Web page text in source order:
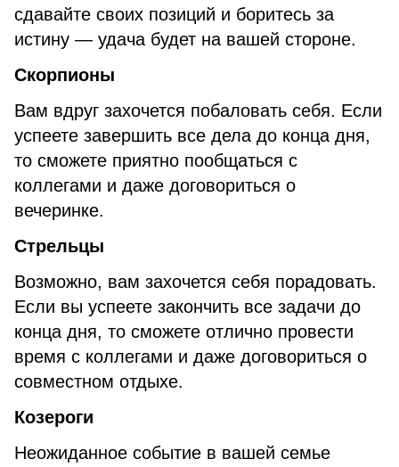
сдавайте своих позиций и боритесь за
истину — удача будет на вашей стороне.
Скорпионы
Вам вдруг захочется побаловать себя. Если
успеете завершить все дела до конца дня,
то сможете приятно пообщаться с
коллегами и даже договориться о
вечеринке.
Стрельцы
Возможно, вам захочется себя порадовать.
Если вы успеете закончить все задачи до
конца дня, то сможете отлично провести
время с коллегами и даже договориться о
совместном отдыхе.
Козероги
Неожиданное событие в вашей семье